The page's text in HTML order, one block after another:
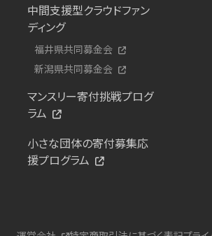
中間支援型クラウドファン
ディング
福井県共同募金会
新潟県共同募金会
マンスリー寄付挑戦プログ
ラム
小さな団体の寄付募集応
援プログラム